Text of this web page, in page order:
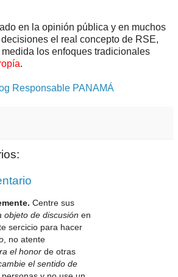
en la opinión pública y en muchos
el real concepto de RSE,
los enfoques tradicionales
.
Responsable PANAMÁ
Centre sus
objeto de discusión en
sercicio para hacer
, no atente
el honor de otras
el sentido de